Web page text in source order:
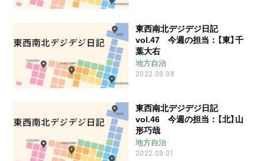
東西南北デジデジ日記
vol.47 今週の担当：【東】千
葉大右
地方自治
2022.09.08
東西南北デジデジ日記
vol.46 今週の担当：【北】山
形巧哉
地方自治
2022.09.01